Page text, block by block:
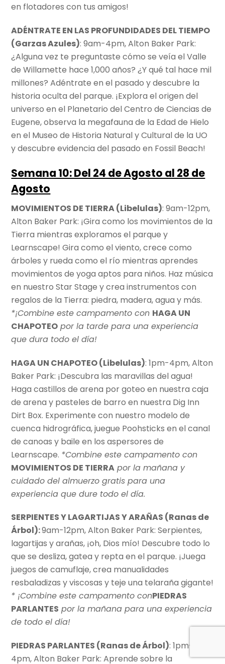
en flotadores con tus amigos!
ADÉNTRATE EN LAS PROFUNDIDADES DEL TIEMPO
(Garzas Azules): 9am-4pm, Alton Baker Park:
¿Alguna vez te preguntaste cómo se veía el Valle
de Willamette hace 1,000 años? ¿Y qué tal hace mil
millones? Adéntrate en el pasado y descubre la
historia oculta del parque. ¡Explora el origen del
universo en el Planetario del Centro de Ciencias de
Eugene, observa la megafauna de la Edad de Hielo
en el Museo de Historia Natural y Cultural de la UO
y descubre evidencia del pasado en Fossil Beach!
Semana 10: Del 24 de Agosto al 28 de
Agosto
MOVIMIENTOS DE TIERRA (Libelulas): 9am-12pm,
Alton Baker Park: ¡Gira como los movimientos de la
Tierra mientras exploramos el parque y
Learnscape! Gira como el viento, crece como
árboles y rueda como el río mientras aprendes
movimientos de yoga aptos para niños. Haz música
en nuestro Star Stage y crea instrumentos con
regalos de la Tierra: piedra, madera, agua y más.
*¡Combine este campamento con HAGA UN
CHAPOTEO por la tarde para una experiencia
que dura todo el día!
HAGA UN CHAPOTEO (Libelulas): 1pm-4pm, Alton
Baker Park: ¡Descubra las maravillas del agua!
Haga castillos de arena por goteo en nuestra caja
de arena y pasteles de barro en nuestra Dig Inn
Dirt Box. Experimente con nuestro modelo de
cuenca hidrográfica, juegue Poohsticks en el canal
de canoas y baile en los aspersores de
Learnscape. *Combine este campamento con
MOVIMIENTOS DE TIERRA por la mañana y
cuidado del almuerzo gratis para una
experiencia que dure todo el día.
SERPIENTES Y LAGARTIJAS Y ARAÑAS (Ranas de
Árbol):9am-12pm, Alton Baker Park: Serpientes,
lagartijas y arañas, ¡oh, Dios mío! Descubre todo lo
que se desliza, gatea y repta en el parque. ¡Juega
juegos de camuflaje, crea manualidades
resbaladizas y viscosas y teje una telaraña gigante!
* ¡Combine este campamento conPIEDRAS
PARLANTES por la mañana para una experiencia
de todo el día!
PIEDRAS PARLANTES (Ranas de Árbol): 1pm-
4pm, Alton Baker Park: Aprende sobre la